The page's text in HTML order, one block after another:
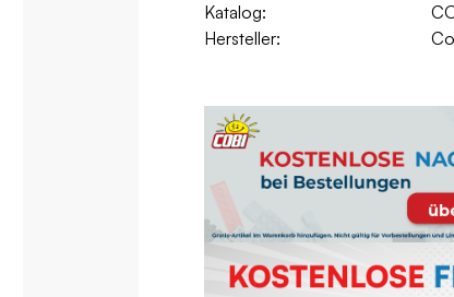
Katalog:
Hersteller: